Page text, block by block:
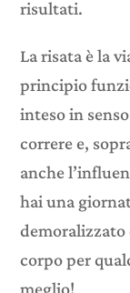
risultati.
La risata è la
principio
inteso in
correre e,
anche
hai una
demoralizzato
corpo per
meglio!